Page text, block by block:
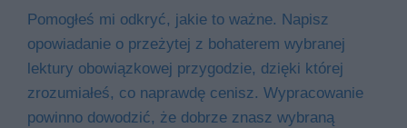
Pomogłeś mi odkryć, jakie to ważne. Napisz
opowiadanie o przeżytej z bohaterem wybranej
lektury obowiązkowej przygodzie, dzięki której
zrozumiałeś, co naprawdę cenisz. Wypracowanie
powinno dowodzić, że dobrze znasz wybraną